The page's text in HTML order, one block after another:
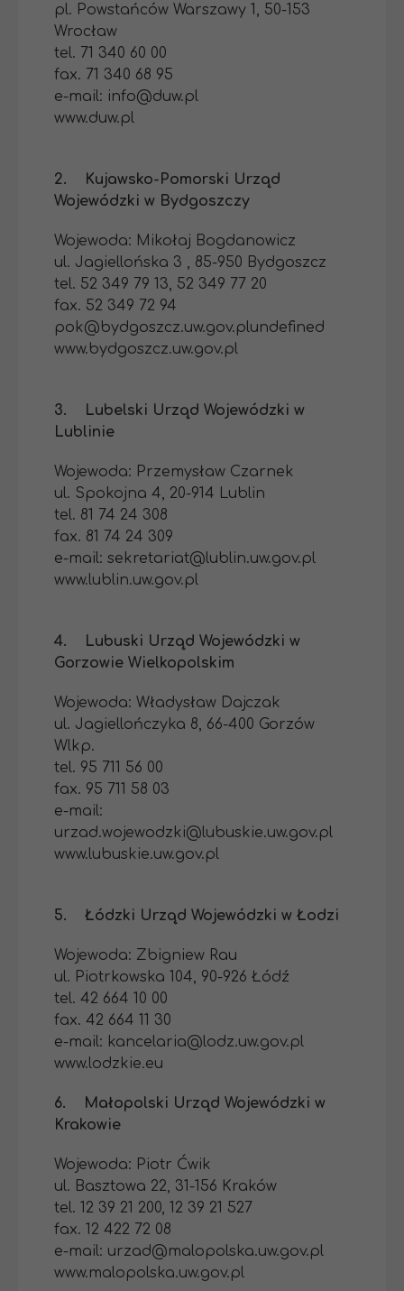
pl. Powstańców Warszawy 1, 50-153
Wrocław
tel. 71 340 60 00
fax. 71 340 68 95
e-mail: info@duw.pl
www.duw.pl
2. Kujawsko-Pomorski Urząd
Wojewódzki w Bydgoszczy
Wojewoda: Mikołaj Bogdanowicz
ul. Jagiellońska 3 , 85-950 Bydgoszcz
tel. 52 349 79 13, 52 349 77 20
fax. 52 349 72 94
pok@bydgoszcz.uw.gov.plundefined
www.bydgoszcz.uw.gov.pl
3. Lubelski Urząd Wojewódzki w
Lublinie
Wojewoda: Przemysław Czarnek
ul. Spokojna 4, 20-914 Lublin
tel. 81 74 24 308
fax. 81 74 24 309
e-mail: sekretariat@lublin.uw.gov.pl
www.lublin.uw.gov.pl
4. Lubuski Urząd Wojewódzki w
Gorzowie Wielkopolskim
Wojewoda: Władysław Dajczak
ul. Jagiellończyka 8, 66-400 Gorzów
Wlkp.
tel. 95 711 56 00
fax. 95 711 58 03
e-mail:
urzad.wojewodzki@lubuskie.uw.gov.pl
www.lubuskie.uw.gov.pl
5. Łódzki Urząd Wojewódzki w Łodzi
Wojewoda: Zbigniew Rau
ul. Piotrkowska 104, 90-926 Łódź
tel. 42 664 10 00
fax. 42 664 11 30
e-mail: kancelaria@lodz.uw.gov.pl
www.lodzkie.eu
6. Małopolski Urząd Wojewódzki w
Krakowie
Wojewoda: Piotr Ćwik
ul. Basztowa 22, 31-156 Kraków
tel. 12 39 21 200, 12 39 21 527
fax. 12 422 72 08
e-mail: urzad@malopolska.uw.gov.pl
www.malopolska.uw.gov.pl